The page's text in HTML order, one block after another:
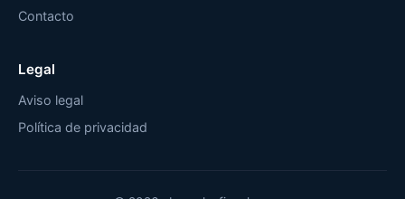
Contacto
Legal
Aviso legal
Política de privacidad